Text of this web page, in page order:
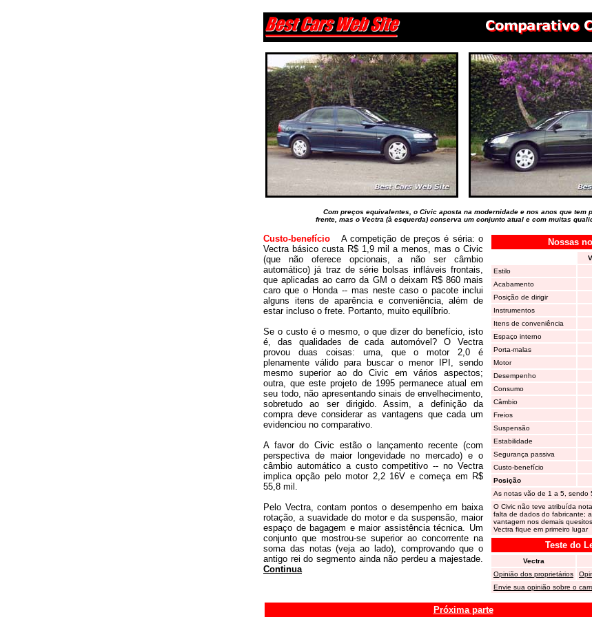
Com preços equivalentes, o Civic aposta na modernidade e nos anos que tem
frente, mas o Vectra (à esquerda) conserva um conjunto atual e com muitas
Custo-benefício A competição de preços é séria: o
Vectra básico custa R$ 1,9 mil a menos, mas o Civic
(que não oferece opcionais, a não ser câmbio
automático) já traz de série bolsas infláveis frontais,
que aplicadas ao carro da GM o deixam R$ 860 mais
caro que o Honda -- mas neste caso o pacote inclui
alguns itens de aparência e conveniência, além de
estar incluso o frete. Portanto, muito equilíbrio.
Se o custo é o mesmo, o que dizer do benefício, isto
é, das qualidades de cada automóvel? O Vectra
provou duas coisas: uma, que o motor 2,0 é
plenamente válido para buscar o menor IPI, sendo
mesmo superior ao do Civic em vários aspectos;
outra, que este projeto de 1995 permanece atual em
seu todo, não apresentando sinais de envelhecimento,
sobretudo ao ser dirigido. Assim, a definição da
compra deve considerar as vantagens que cada um
evidenciou no comparativo.
A favor do Civic estão o lançamento recente (com
perspectiva de maior longevidade no mercado) e o
câmbio automático a custo competitivo -- no Vectra
implica opção pelo motor 2,2 16V e começa em R$
55,8 mil.
Pelo Vectra, contam pontos o desempenho em baixa
rotação, a suavidade do motor e da suspensão, maior
espaço de bagagem e maior assistência técnica. Um
conjunto que mostrou-se superior ao concorrente na
soma das notas (veja ao lado), comprovando que o
antigo rei do segmento ainda não perdeu a majestade.
Continua
Nossas
Estilo
Acabamento
Posição de dirigir
Instrumentos
Itens de conveniência
Espaço interno
Porta-malas
Motor
Desempenho
Consumo
Câmbio
Freios
Suspensão
Estabilidade
Segurança passiva
Custo-benefício
Posição
As notas vão de 1 a 5, sendo
O Civic não teve atribuída
falta de dados do fabricante;
vantagem nos demais
Vectra fique em primeiro lugar
Teste do
Vectra
Opinião dos proprietários
Envie sua opinião sobre o
Próxima parte